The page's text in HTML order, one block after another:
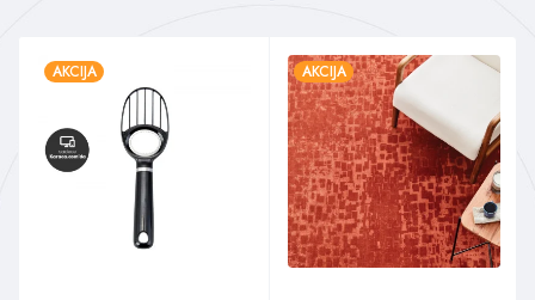
AKCIJA AKCIJA